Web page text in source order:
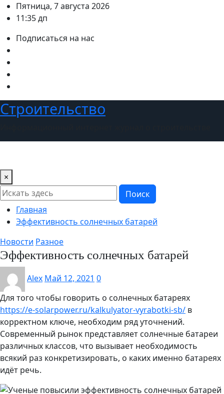
ПерейтиПятница, 7 августа 2026
11:35 дп
Подписаться на нас
Строительство
×
Поиск
Главная
Эффективность солнечных батарей
Новости Разное
Эффективность солнечных батарей
Alex Май 12, 2021 0
Для того чтобы говорить о солнечных батареях
https://e-solarpower.ru/kalkulyator-vyrabotki-sb/ в
корректном ключе, необходим ряд уточнений.
Современный рынок представляет солнечные батареи
различных классов, что вызывает необходимость
всякий раз конкретизировать, о каких именно батареях
идёт речь.